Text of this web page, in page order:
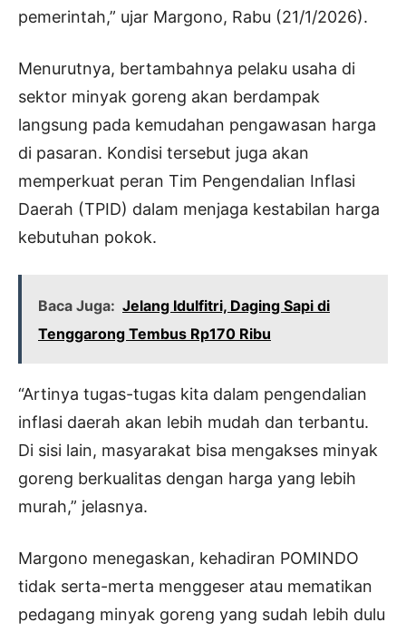
pemerintah,” ujar Margono, Rabu (21/1/2026).
Menurutnya, bertambahnya pelaku usaha di
sektor minyak goreng akan berdampak
langsung pada kemudahan pengawasan harga
di pasaran. Kondisi tersebut juga akan
memperkuat peran Tim Pengendalian Inflasi
Daerah (TPID) dalam menjaga kestabilan harga
kebutuhan pokok.
Baca Juga: Jelang Idulfitri, Daging Sapi di
Tenggarong Tembus Rp170 Ribu
“Artinya tugas-tugas kita dalam pengendalian
inflasi daerah akan lebih mudah dan terbantu.
Di sisi lain, masyarakat bisa mengakses minyak
goreng berkualitas dengan harga yang lebih
murah,” jelasnya.
Margono menegaskan, kehadiran POMINDO
tidak serta-merta menggeser atau mematikan
pedagang minyak goreng yang sudah lebih dulu